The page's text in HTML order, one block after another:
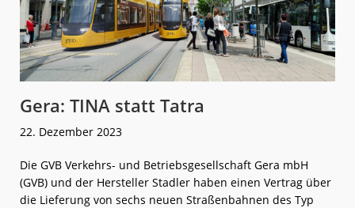
Gera: TINA statt Tatra
22. Dezember 2023
Die GVB Verkehrs- und Betriebsgesellschaft Gera mbH
(GVB) und der Hersteller Stadler haben einen Vertrag über
die Lieferung von sechs neuen Straßenbahnen des Typ